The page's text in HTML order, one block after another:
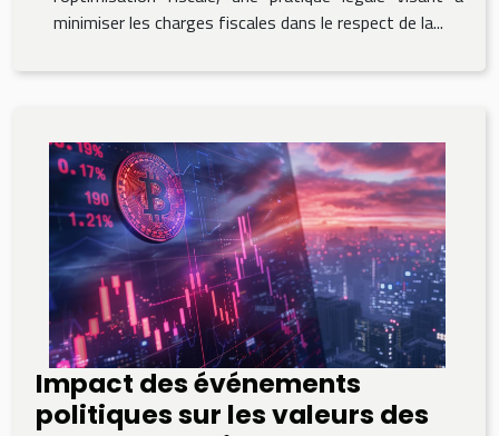
minimiser les charges fiscales dans le respect de la...
Impact des événements
politiques sur les valeurs des